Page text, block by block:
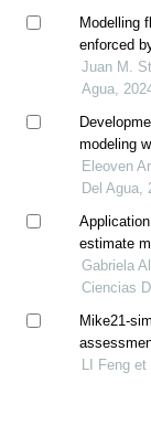
Modelling
enforced
Juan M.
Agua,
modeling
peru
Eleoven
Del Agua,
estimate
river
Gabriela
Ciencias
Mike21-
pastures:
LI Feng